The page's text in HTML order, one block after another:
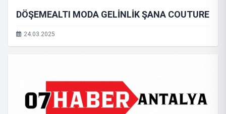
DÖŞEMEALTI MODA GELİNLİK ŞANA COUTURE
24.03.2025